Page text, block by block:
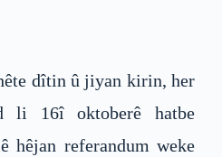
dîtin û jiyan kirin, her
li 16î oktoberê hatbe
hêjan referandum weke